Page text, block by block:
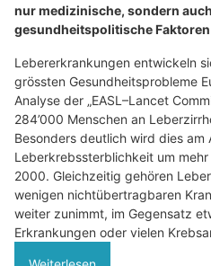
nur medizinische, sondern
gesundheitspolitische
Lebererkrankungen entwickeln
grössten Gesundheitsprobleme
Analyse der „EASL–Lancet
284’000 Menschen an
Besonders deutlich wird dies am
Leberkrebssterblichkeit um
2000. Gleichzeitig gehören
wenigen nichtübertragbaren
weiter zunimmt, im Gegensatz
Erkrankungen oder vielen